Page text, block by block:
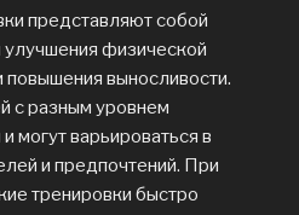
представляют собой
физической
выносливости.
с разным уровнем
могут варьироваться в
и предпочтений. При
тренировки быстро